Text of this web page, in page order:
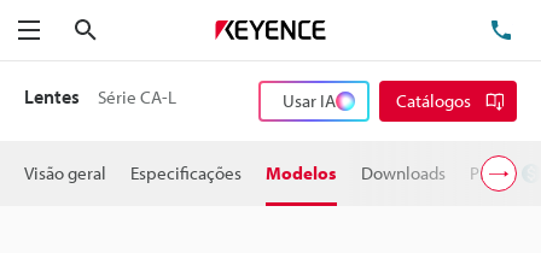
Menu
Lentes Série CA-L Usar IA Catálogos
Visão geral Especificações Modelos Downloads Preço